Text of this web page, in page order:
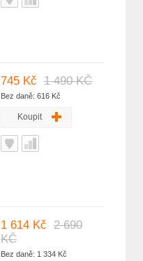
745 Kč 1 490 KČ
Bez daně: 616 Kč
Koupit
1 614 Kč 2 690
KČ
Bez daně: 1 334 Kč